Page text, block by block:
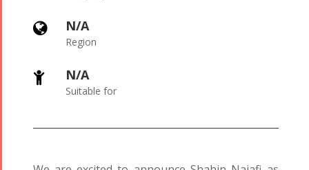
 N/A
Region
 N/A
Suitable for
Tirgan
Summer
Festivals
Tirgan 2023
Nowruz